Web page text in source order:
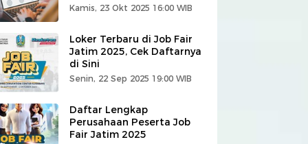
Kamis, 23 Okt 2025 16:00 WIB
Loker Terbaru di Job Fair
Jatim 2025, Cek Daftarnya
di Sini
Senin, 22 Sep 2025 19:00 WIB
Daftar Lengkap
Perusahaan Peserta Job
Fair Jatim 2025